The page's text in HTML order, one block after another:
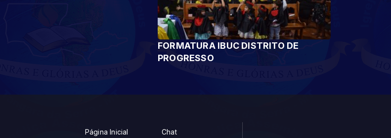
FORMATURA IBUC DISTRITO DE
PROGRESSO
Página Inicial Chat